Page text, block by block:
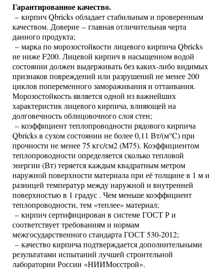
Гарантированное качество.
– кирпич Qbricks обладает стабильным и проверенным
качеством. Доверие – главная отличительная черта
данного продукта;
– марка по морозостойкости лицевого кирпича Qbricks
не ниже F200. Лицевой кирпич в насыщенном водой
состоянии должен выдерживать без каких-либо видимых
признаков повреждений или разрушений не менее 200
циклов попеременного замораживания и оттаивания.
Морозостойкость является одной из важнейших
характеристик лицевого кирпича, влияющей на
долговечность облицовочного слоя стен;
– коэффициент теплопроводности рядового кирпича
Qbricks в сухом состоянии не более 0,11 Вт/(м°C) при
прочности не менее 75 кгс/см2 (М75). Коэффициентом
теплопроводности определяется сколько тепловой
энергии (Вт) теряется каждым квадратным метром
наружной поверхности материала при её толщине в 1 м и
разницей температур между наружной и внутренней
поверхностью в 1 градус . Чем меньше коэффициент
теплопроводности, тем «теплее» материал;
– кирпич сертифицирован в системе ГОСТ Р и
соответствует требованиям и нормам
межгосударственного стандарта ГОСТ 530-2012;
– качество кирпича подтверждается дополнительными
результатами испытаний лучшей строительной
лаборатории России «НИИМосстрой».